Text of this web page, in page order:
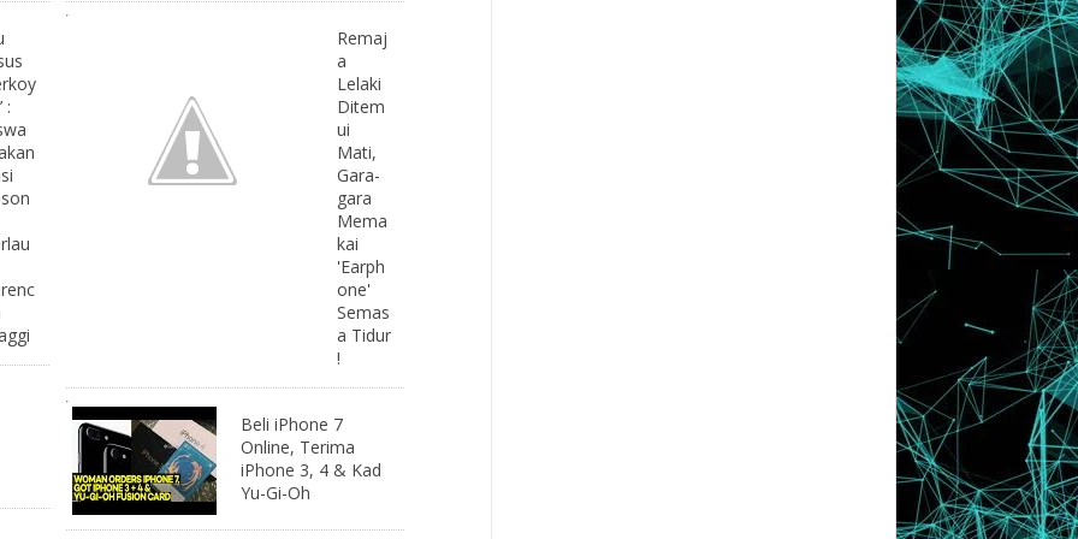
:
Remaj
a
Lelaki
Ditem
ui
Mati,
Gara-
gara
Mema
kai
'Earph
one'
Semas
a Tidur
!
Beli iPhone 7
Online, Terima
iPhone 3, 4 & Kad
Yu-Gi-Oh